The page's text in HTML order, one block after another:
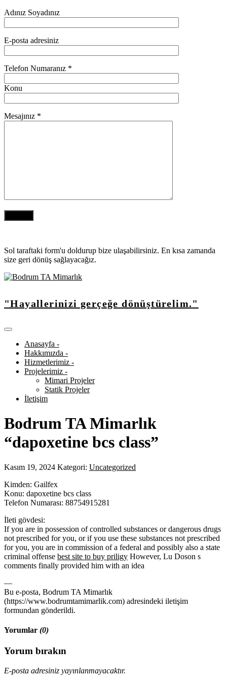
Adınız Soyadınız
E-posta adresiniz
Telefon Numaranız *
Konu
Mesajınız *
Sol taraftaki form'u doldurup bize ulaşabilirsiniz. En kısa zamanda
size geri dönüş sağlayacağız.
"Hayallerinizi gerçeğe dönüştürelim."
Anasayfa -
Hakkımızda -
Hizmetlerimiz -
Projelerimiz -
Mimari Projeler
Statik Projeler
İletişim
Bodrum TA Mimarlık
“dapoxetine bcs class”
Kasım 19, 2024 Kategori: Uncategorized
Kimden: Gailfex
Konu: dapoxetine bcs class
Telefon Numarası: 88754915281
İleti gövdesi:
If you are in possession of controlled substances or dangerous drugs
not prescribed for you, or if you use these substances not prescribed
for you, you are in commission of a federal and possibly also a state
criminal offense best site to buy priligy However, Lu Doson s
comments finally provided him with an idea
—
Bu e-posta, Bodrum TA Mimarlık
(https://www.bodrumtamimarlik.com) adresindeki iletişim
formundan gönderildi.
Yorumlar (0)
Yorum bırakın
E-posta adresiniz yayınlanmayacaktır.